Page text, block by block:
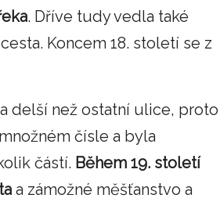
. Dříve tudy vedla také
Koncem 18. století se z
delší než ostatní ulice, proto
čísle a byla
částí. Během 19. století
a zámožné měšťanstvo a